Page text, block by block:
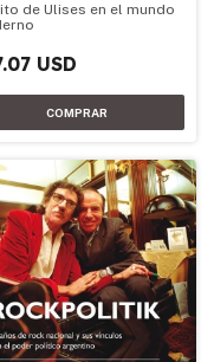
de Ulises en el mundo
USD